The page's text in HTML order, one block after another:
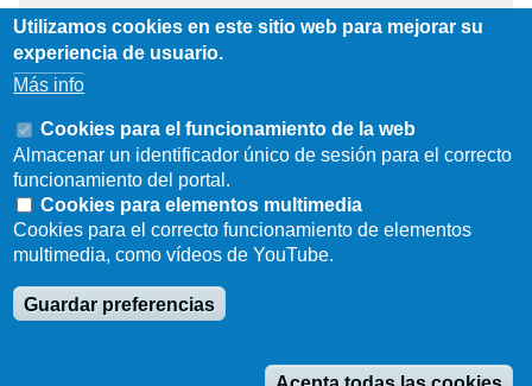
Copyright
Todos los contenidos de este servidor WEB, son propiedad de la
Universidad de Sevilla, si no se indica lo contrario. Pueden ser
reproducidos libremente y para fines no lucrativos por cualquier
persona perteneciente a una institución de carácter educativo o
investigador. Otras instituciones, organismos, empresas, etc. deben
solicitar el permiso escrito de los propietarios del copyright.
Los escudos, logotipos, fotografías y gráficos son propiedad de la
Universidad de Sevilla. Prohibida su reproducción total o parcial por
cualquier medio sin permiso escrito del propietario.
Utilizamos cookies en este sitio web para mejorar su
experiencia de usuario.
Más info
Cookies para el funcionamiento de la web
Almacenar un identificador único de sesión para el correcto
funcionamiento del portal.
Cookies para elementos multimedia
Cookies para el correcto funcionamiento de elementos
multimedia, como vídeos de YouTube.
Guardar preferencias